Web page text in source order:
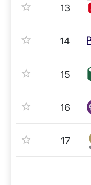
13
14
15
16
17